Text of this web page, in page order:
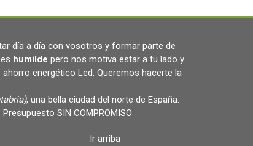
día a día con vosotros y formar parte de
humilde pero nos motiva estar a tu lado y
energético Led. Queremos hacerte la
, una bella ciudad del norte de España.
SIN COMPROMISO
Ir arriba